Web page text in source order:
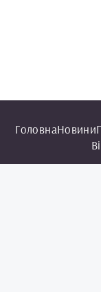
ГоловнаНовини